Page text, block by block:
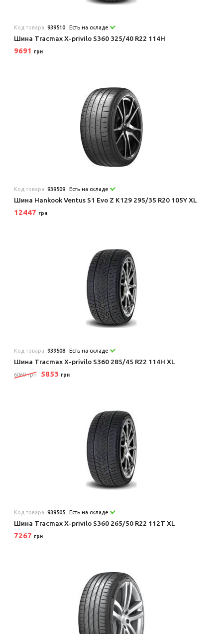
Код товара:939510 Есть на складе
Шина Tracmax X-privilo S360 325/40 R22 114H
9691 грн
Код товара:939509 Есть на складе
Шина Hankook Ventus S1 Evo Z K129 295/35 R20 105Y XL
12447 грн
Код товара:939508 Есть на складе
Шина Tracmax X-privilo S360 285/45 R22 114H XL
6069 грн 5853 грн
Код товара:939505 Есть на складе
Шина Tracmax X-privilo S360 265/50 R22 112T XL
7267 грн